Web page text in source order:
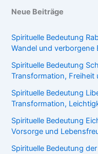
Neue Beiträge
Spirituelle Bedeutung
Wandel und verborgene
Spirituelle Bedeutung
Transformation, Freiheit
Spirituelle Bedeutung
Transformation,
Spirituelle Bedeutung
Vorsorge und
Spirituelle Bedeutung